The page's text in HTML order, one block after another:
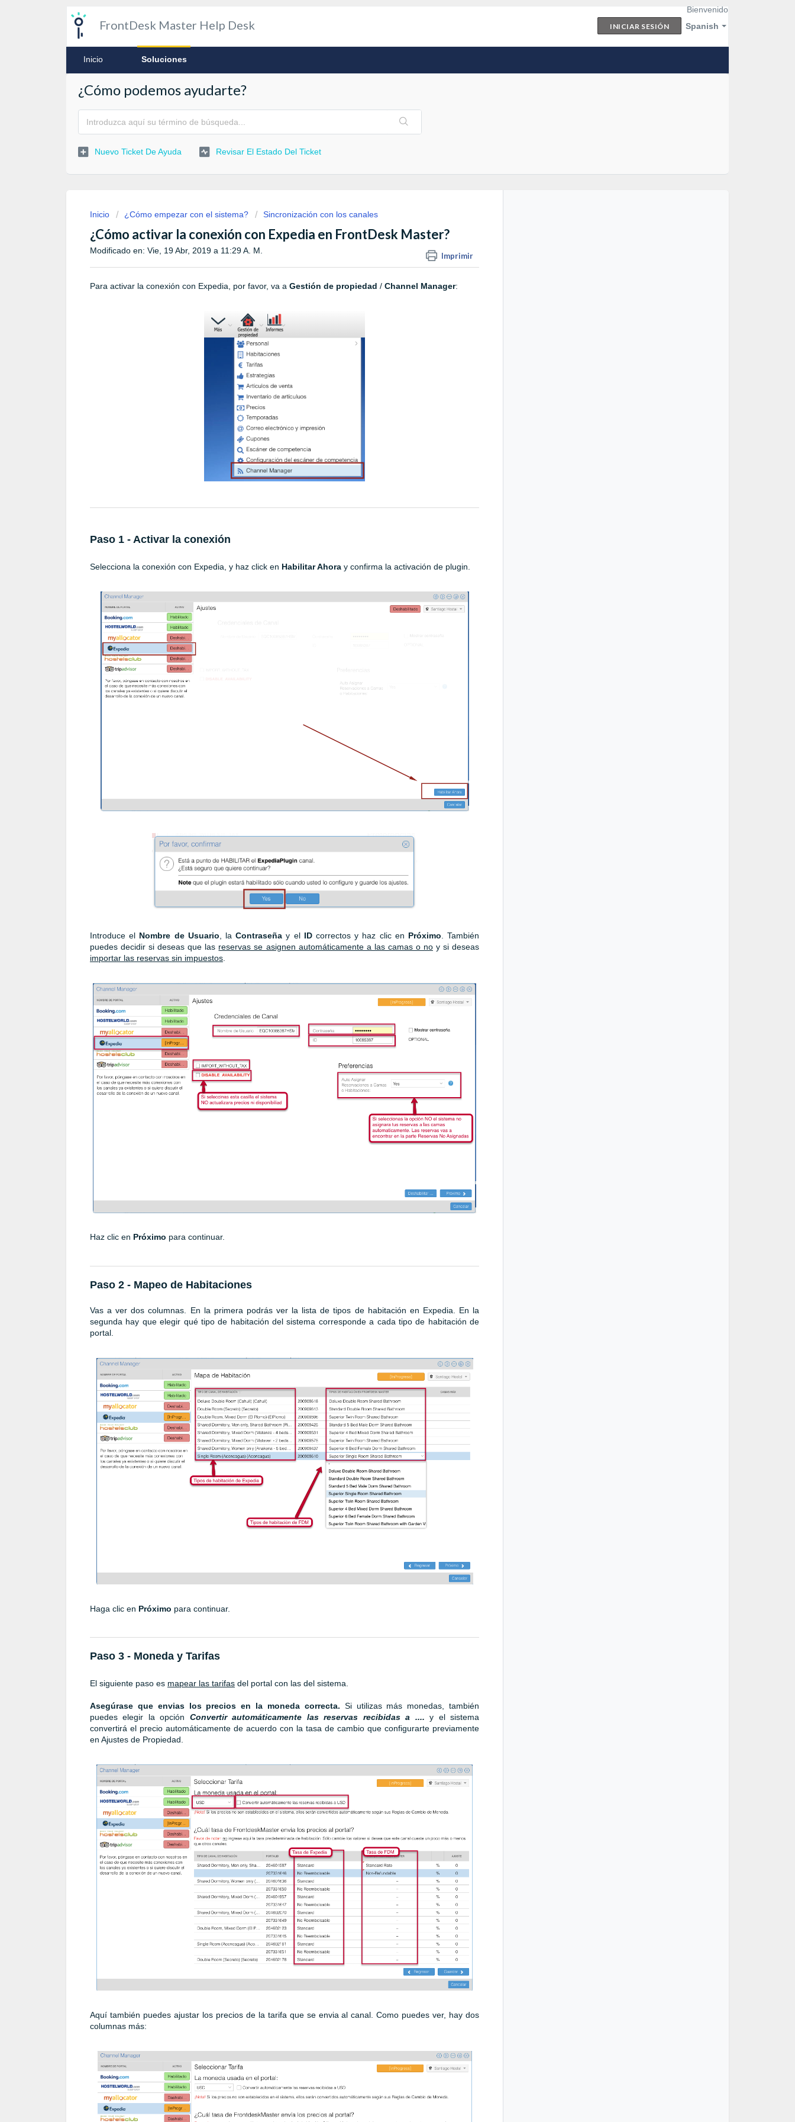
FrontDesk Master Help Desk Spanish
Bienvenido
INICIAR SESIÓN
Inicio Soluciones
¿Cómo podemos ayudarte?
Nuevo Ticket De Ayuda Revisar El Estado Del Ticket
Inicio ¿Cómo empezar con el sistema? Sincronización con los canales
¿Cómo activar la conexión con Expedia en FrontDesk Master?
Imprimir
Modificado en: Vie, 19 Abr, 2019 a 11:29 A. M.
Para activar la conexión con Expedia, por favor, va a Gestión de propiedad / Channel Manager:
Paso 1 - Activar la conexión
Selecciona la conexión con Expedia, y haz click en Habilitar Ahora y confirma la activación de plugin.
Introduce el Nombre de Usuario , laContraseña y el IDcorrectos y haz clic en Próximo . También
puedes decidir si deseas que las reservas se asignen automáticamente a las camas o noy si deseas
importar las reservas sin impuestos
Haz clic en Próximo para continuar.
Paso 2 - Mapeo de Habitaciones
Vas a ver dos columnas. En la primera podrás ver la lista de tipos de habitación en Expedia. En la
segunda hay que elegir qué tipo de habitación del sistema corresponde a cada tipo de habitación de
portal.
Haga clic en Próximo para continuar.
Paso 3 - Moneda y Tarifas
El siguiente paso es mapear las tarifas del portal con las del sistema.
Asegúrase que envias los precios en la moneda correcta. Si utilizas más monedas, también
puedes elegir la opción Convertir automáticamente las reservas recibidas a .... y el sistema
convertirá el precio automáticamente de acuerdo con la tasa de cambio que configurarte previamente
en Ajustes de Propiedad.
Aquí también puedes ajustar los precios de la tarifa que se envia al canal. Como puedes ver, hay dos
columnas más: